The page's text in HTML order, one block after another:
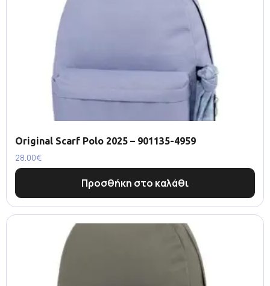
Original Scarf Polo 2025 – 901135-4959
28.00€
Προσθήκη στο καλάθι